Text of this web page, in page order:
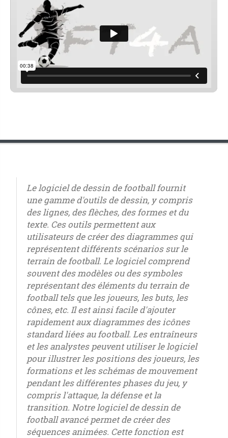
Le logiciel de dessin de football fournit
une gamme d'outils de dessin, y compris
des lignes, des flèches, des formes et du
texte. Ces outils permettent aux
utilisateurs de créer des diagrammes qui
représentent différents scénarios sur le
terrain de football. Le logiciel comprend
souvent des modèles ou des symboles
représentant des éléments du terrain de
football tels que les joueurs, les buts, les
cônes, etc. Il est ainsi facile d'ajouter
rapidement aux diagrammes des icônes
standard liées au football. Les entraîneurs
et les analystes peuvent utiliser le logiciel
pour illustrer les positions des joueurs, les
formations et les schémas de mouvement
pendant les différentes phases du jeu, y
compris l'attaque, la défense et la
transition. Notre logiciel de dessin de
football avancé permet de créer des
séquences animées. Cette fonction est